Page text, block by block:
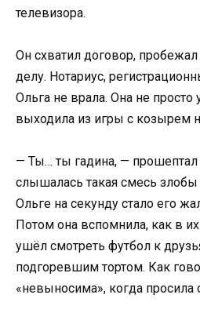
телевизора.
Он схватил договор,
делу. Нотариус,
Ольга не врала. Она не просто
выходила из игры с козырем
— Ты… ты гадина, —
слышалась такая смесь злобы
Ольге на секунду стало его
Потом она вспомнила, как в
ушёл смотреть футбол к
подгоревшим тортом. Как
«невыносима», когда